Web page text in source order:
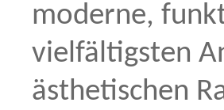
moderne,
vielfältigsten
ästhetischen